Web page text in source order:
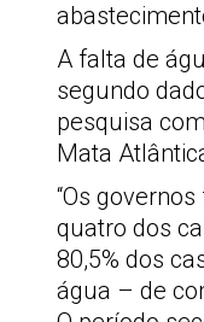
A falta de
segundo
pesquisa
Mata
“Os
quatro dos
80,5% dos
água – de